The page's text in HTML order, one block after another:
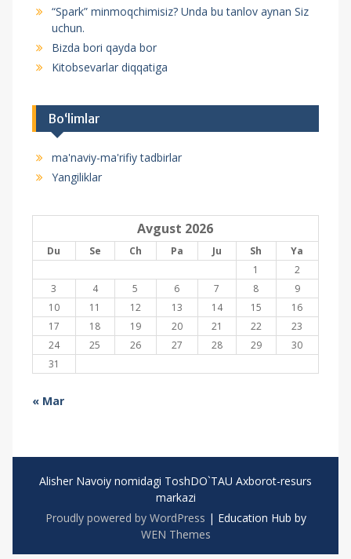
“Spark” minmoqchimisiz? Unda bu tanlov aynan Siz
uchun.
Bizda bori qayda bor
Kitobsevarlar diqqatiga
Bo‘limlar
ma'naviy-ma'rifiy tadbirlar
Yangiliklar
Avgust 2026
Du Se Ch Pa Ju Sh
Ya
1
2
3
4 5 6 7 8
9
10
11 12 13 14 15
16
17
18 19 20 21 22
23
24
25 26 27 28 29
30
31
« Mar
Alisher Navoiy nomidagi ToshDO`TAU Axborot-resurs
markazi
Proudly powered by WordPress | Education Hub by
WEN Themes